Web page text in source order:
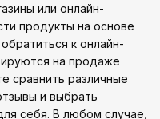
или онлайн-
продукты на основе
к онлайн-
на продаже
сравнить различные
и выбрать
себя. В любом случае,